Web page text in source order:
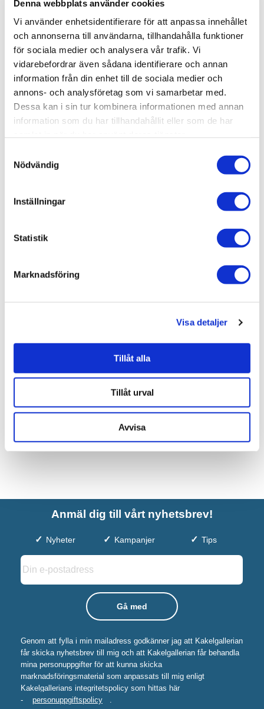
Denna webbplats använder cookies
Vi använder enhetsidentifierare för att anpassa innehållet
och annonserna till användarna, tillhandahålla funktioner
för sociala medier och analysera vår trafik. Vi
vidarebefordrar även sådana identifierare och annan
information från din enhet till de sociala medier och
annons- och analysföretag som vi samarbetar med.
Dessa kan i sin tur kombinera informationen med annan
information som du har tillhandahållit eller som de har
Nödvändig
Inställningar
Statistik
Marknadsföring
Visa detaljer
Tillåt alla
Tillåt urval
Avvisa
EAN
7392102801504
Färg
Linen
Kant Rak/Rektifierad
M2 / förp 1,44 m²
Material Granitkeramik
Plattor per förp 4
Serie Stenvide
Tål Golvvärme Ja
Tjocklek (mm) 9
Varumärke INR
Visa fler
SKU / artikelnummer: 80001905-INR
Relaterade kategorier
Golv & vägg /
Golv & vägg
Drift 60x60 cm
1.570 kr
1.303 kr JUST NU!
Anmäl dig till vårt nyhetsbrev!
Nyheter Kampanjer Tips
Genom att fylla i min mailadress godkänner jag att Kakelgallerian
får skicka nyhetsbrev till mig och att Kakelgallerian får behandla
mina personuppgifter för att kunna skicka
marknadsföringsmaterial som anpassats till mig enligt
Kakelgallerians integritetspolicy som hittas här
-
personuppgiftspolicy .